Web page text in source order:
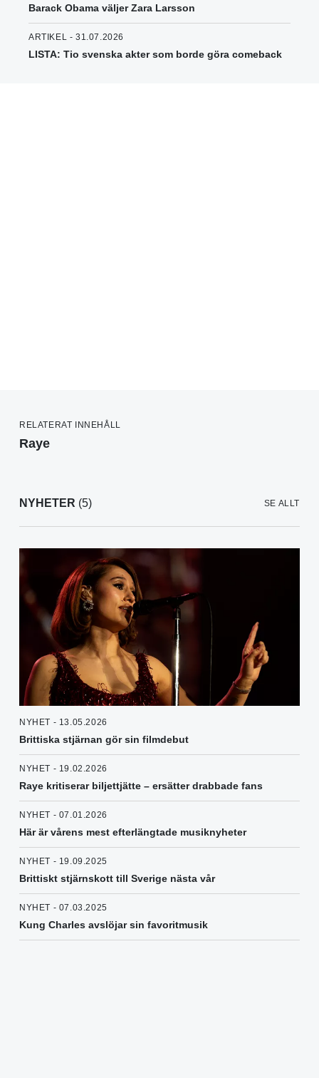
Barack Obama väljer Zara Larsson
ARTIKEL - 31.07.2026
LISTA: Tio svenska akter som borde göra comeback
RELATERAT INNEHÅLL
Raye
NYHETER (5) SE ALLT
NYHET - 13.05.2026
Brittiska stjärnan gör sin filmdebut
NYHET - 19.02.2026
Raye kritiserar biljettjätte – ersätter drabbade fans
NYHET - 07.01.2026
Här är vårens mest efterlängtade musiknyheter
NYHET - 19.09.2025
Brittiskt stjärnskott till Sverige nästa vår
NYHET - 07.03.2025
Kung Charles avslöjar sin favoritmusik